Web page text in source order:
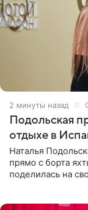
2 минуты назад
Подольская
отдыхе в
Наталья
прямо с борта
поделилась на